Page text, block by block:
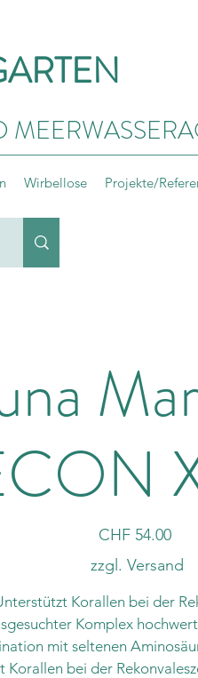
Wirbellose Projekte/
Preis
CHF 54.00
zzgl. Versand
Korallen bei der
Komplex
mit seltenen
Korallen bei der